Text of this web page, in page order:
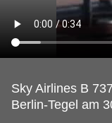
Sky Airlines B
Berlin-Tegel am